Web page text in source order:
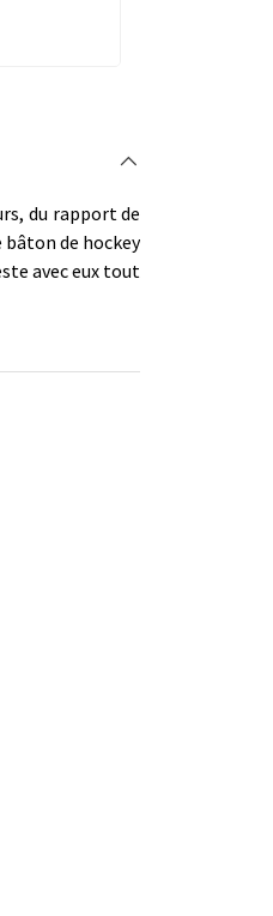
du rapport de
de hockey
avec eux tout